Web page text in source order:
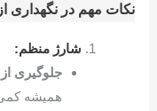
نکات مهم در نگهداری
شارژ منظم:
جلوگیری
همیشه کمی